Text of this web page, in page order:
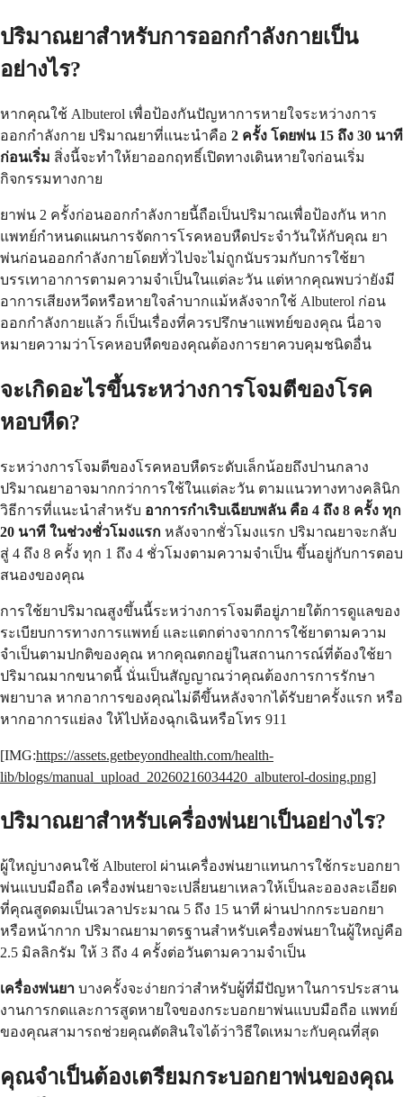
ปริมาณยาสำหรับการออกกำลังกายเป็น
อย่างไร?
หากคุณใช้ Albuterol เพื่อป้องกันปัญหาการหายใจระหว่างการ
ออกกำลังกาย ปริมาณยาที่แนะนำคือ 2 ครั้ง โดยพ่น 15 ถึง 30 นาที
ก่อนเริ่ม สิ่งนี้จะทำให้ยาออกฤทธิ์เปิดทางเดินหายใจก่อนเริ่ม
กิจกรรมทางกาย
ยาพ่น 2 ครั้งก่อนออกกำลังกายนี้ถือเป็นปริมาณเพื่อป้องกัน หาก
แพทย์กำหนดแผนการจัดการโรคหอบหืดประจำวันให้กับคุณ ยา
พ่นก่อนออกกำลังกายโดยทั่วไปจะไม่ถูกนับรวมกับการใช้ยา
บรรเทาอาการตามความจำเป็นในแต่ละวัน แต่หากคุณพบว่ายังมี
อาการเสียงหวีดหรือหายใจลำบากแม้หลังจากใช้ Albuterol ก่อน
ออกกำลังกายแล้ว ก็เป็นเรื่องที่ควรปรึกษาแพทย์ของคุณ นี่อาจ
หมายความว่าโรคหอบหืดของคุณต้องการยาควบคุมชนิดอื่น
จะเกิดอะไรขึ้นระหว่างการโจมตีของโรค
หอบหืด?
ระหว่างการโจมตีของโรคหอบหืดระดับเล็กน้อยถึงปานกลาง
ปริมาณยาอาจมากกว่าการใช้ในแต่ละวัน ตามแนวทางทางคลินิก
วิธีการที่แนะนำสำหรับ อาการกำเริบเฉียบพลัน คือ 4 ถึง 8 ครั้ง ทุก
20 นาที ในช่วงชั่วโมงแรก หลังจากชั่วโมงแรก ปริมาณยาจะกลับ
สู่ 4 ถึง 8 ครั้ง ทุก 1 ถึง 4 ชั่วโมงตามความจำเป็น ขึ้นอยู่กับการตอบ
สนองของคุณ
การใช้ยาปริมาณสูงขึ้นนี้ระหว่างการโจมตีอยู่ภายใต้การดูแลของ
ระเบียบการทางการแพทย์ และแตกต่างจากการใช้ยาตามความ
จำเป็นตามปกติของคุณ หากคุณตกอยู่ในสถานการณ์ที่ต้องใช้ยา
ปริมาณมากขนาดนี้ นั่นเป็นสัญญาณว่าคุณต้องการการรักษา
พยาบาล หากอาการของคุณไม่ดีขึ้นหลังจากได้รับยาครั้งแรก หรือ
หากอาการแย่ลง ให้ไปห้องฉุกเฉินหรือโทร 911
[IMG:https://assets.getbeyondhealth.com/health-
lib/blogs/manual_upload_20260216034420_albuterol-dosing.png]
ปริมาณยาสำหรับเครื่องพ่นยาเป็นอย่างไร?
ผู้ใหญ่บางคนใช้ Albuterol ผ่านเครื่องพ่นยาแทนการใช้กระบอกยา
พ่นแบบมือถือ เครื่องพ่นยาจะเปลี่ยนยาเหลวให้เป็นละอองละเอียด
ที่คุณสูดดมเป็นเวลาประมาณ 5 ถึง 15 นาที ผ่านปากกระบอกยา
หรือหน้ากาก ปริมาณยามาตรฐานสำหรับเครื่องพ่นยาในผู้ใหญ่คือ
2.5 มิลลิกรัม ให้ 3 ถึง 4 ครั้งต่อวันตามความจำเป็น
เครื่องพ่นยา บางครั้งจะง่ายกว่าสำหรับผู้ที่มีปัญหาในการประสาน
งานการกดและการสูดหายใจของกระบอกยาพ่นแบบมือถือ แพทย์
ของคุณสามารถช่วยคุณตัดสินใจได้ว่าวิธีใดเหมาะกับคุณที่สุด
คุณจำเป็นต้องเตรียมกระบอกยาพ่นของคุณ